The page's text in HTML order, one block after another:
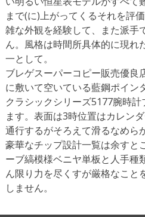
まで(に)上がってくるそれを評
雑な外観を経験して、また派手
ん。風格は時間所具体的に現れ
一として。
ブレゲスーパーコピー販売優良
に敷いて空いている藍鋼ポイン
クラシックシリーズ5177腕時
ます。表面は3時位置はカレン
通行するがそろえて滑るなめら
豪華なチップ設計一覧は余すと
ーブ縞模様ベニヤ単板と人手種
ん限り力を尽くすが厳格なこと
しません。